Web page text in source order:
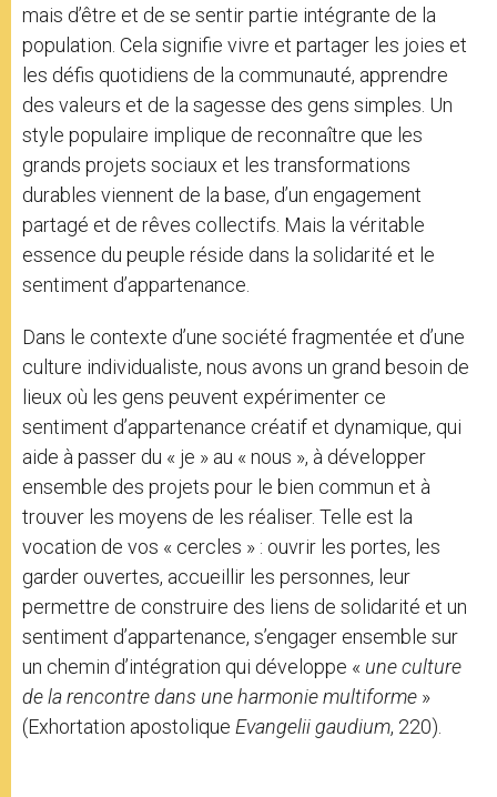
mais d’être et de se sentir partie intégrante de la
population. Cela signifie vivre et partager les joies et
les défis quotidiens de la communauté, apprendre
des valeurs et de la sagesse des gens simples. Un
style populaire implique de reconnaître que les
grands projets sociaux et les transformations
durables viennent de la base, d’un engagement
partagé et de rêves collectifs. Mais la véritable
essence du peuple réside dans la solidarité et le
sentiment d’appartenance.
Dans le contexte d’une société fragmentée et d’une
culture individualiste, nous avons un grand besoin de
lieux où les gens peuvent expérimenter ce
sentiment d’appartenance créatif et dynamique, qui
aide à passer du « je » au « nous », à développer
ensemble des projets pour le bien commun et à
trouver les moyens de les réaliser. Telle est la
vocation de vos « cercles » : ouvrir les portes, les
garder ouvertes, accueillir les personnes, leur
permettre de construire des liens de solidarité et un
sentiment d’appartenance, s’engager ensemble sur
un chemin d’intégration qui développe « une culture
de la rencontre dans une harmonie multiforme »
(Exhortation apostolique Evangelii gaudium, 220).